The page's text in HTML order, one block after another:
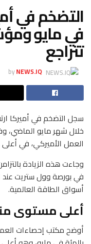
في مايو
تتراجع
byNEWS.IQ
خلال شهر مايو الماضي،
العمل الأميركي، في
وجاءت هذه الزيادة
في بورصة وول ستريت عند
أسواق الطاقة العالمية.
أعلى مستوى